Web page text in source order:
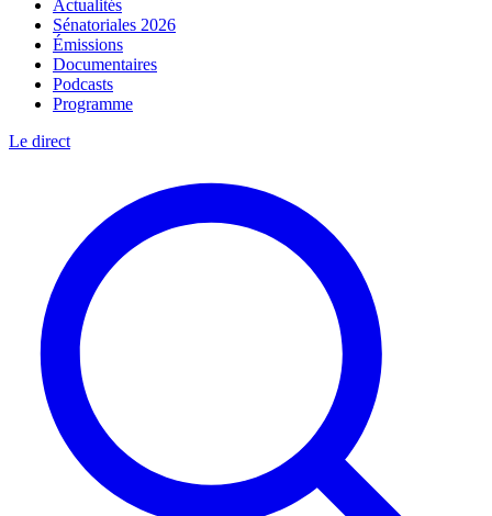
Actualités
Sénatoriales 2026
Émissions
Documentaires
Podcasts
Programme
Le direct